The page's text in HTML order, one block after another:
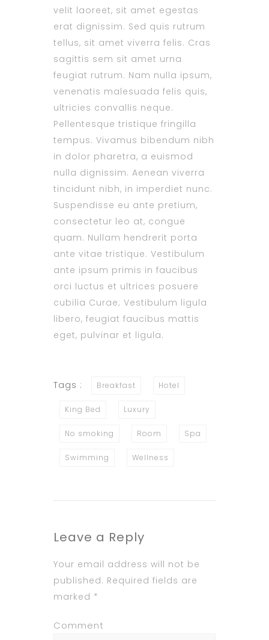
velit laoreet, sit amet egestas
erat dignissim. Sed quis rutrum
tellus, sit amet viverra felis. Cras
sagittis sem sit amet urna
feugiat rutrum. Nam nulla ipsum,
venenatis malesuada felis quis,
ultricies convallis neque.
Pellentesque tristique fringilla
tempus. Vivamus bibendum nibh
in dolor pharetra, a euismod
nulla dignissim. Aenean viverra
tincidunt nibh, in imperdiet nunc.
Suspendisse eu ante pretium,
consectetur leo at, congue
quam. Nullam hendrerit porta
ante vitae tristique. Vestibulum
ante ipsum primis in faucibus
orci luctus et ultrices posuere
cubilia Curae; Vestibulum ligula
libero, feugiat faucibus mattis
eget, pulvinar et ligula.
Tags : Breakfast Hotel
King Bed Luxury
No smoking Room Spa
Swimming Wellness
Leave a Reply
Your email address will not be
published. Required fields are
marked *
Comment